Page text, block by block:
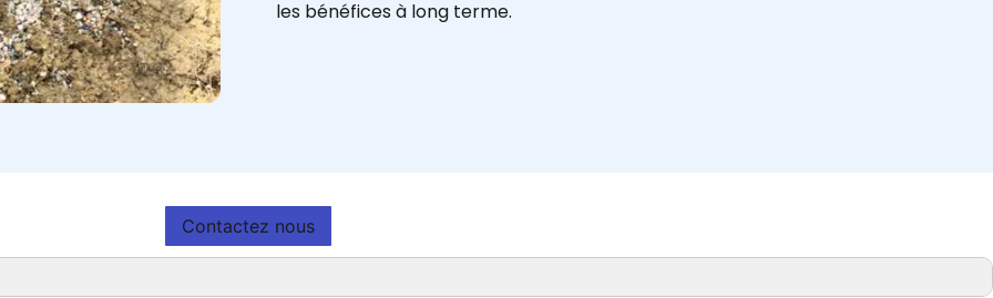
les bénéfices à long terme.
Contactez nous